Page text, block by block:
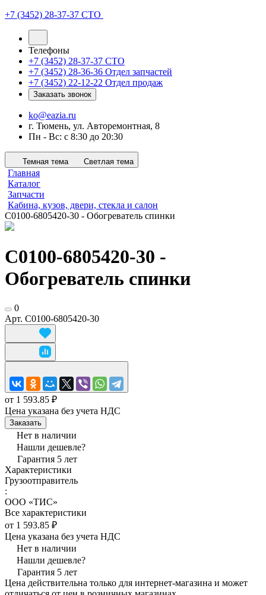
+7 (3452) 28-37-37 СТО
Телефоны
+7 (3452) 28-37-37 СТО
+7 (3452) 28-36-36 Отдел запчастей
+7 (3452) 22-12-22 Отдел продаж
Заказать звонок
ko@eazia.ru
г. Тюмень, ул. Авторемонтная, 8
Пн - Вс: с 8:30 до 20:30
Темная тема Светлая тема
Главная
Каталог
Запчасти
Кабина, кузов, двери, стекла и салон
С0100-6805420-30 - Обогреватель спинки
С0100-6805420-30 -
Обогреватель спинки
0
Арт. С0100-6805420-30
от 1 593.85 ₽
Цена указана без учета НДС
Заказать
Нет в наличии
Нашли дешевле?
Гарантия 5 лет
Характеристики
Грузоотправитель
:
ООО «ТИС»
Все характеристики
от 1 593.85 ₽
Цена указана без учета НДС
Нет в наличии
Нашли дешевле?
Гарантия 5 лет
Цена действительна только для интернет-магазина и может